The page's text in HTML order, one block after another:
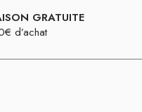
GRATUITE
d’achat